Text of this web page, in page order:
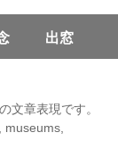
出窓
文章表現です。